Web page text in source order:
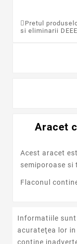
Pretul
si eliminarii DEEE
Aracet
Acest aracet
semiporoase si
Flaconul
Informatiile
acurateţea lor
conţine